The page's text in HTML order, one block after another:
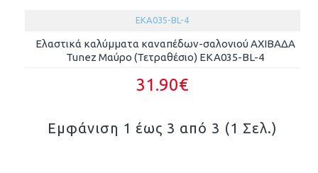
EKA035-BL-4
Ελαστικά καλύμματα καναπέδων-σαλονιού ΑΧΙΒΑΔΑ
Tunez Μαύρο (Τετραθέσιο) EKA035-BL-4
31.90€
Εμφάνιση 1 έως 3 από 3 (1 Σελ.)